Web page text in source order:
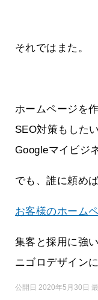
それではまた。
ホームページを
SEO対策もしたい
Googleマイビジ
でも、誰に頼め
お客様のホーム
集客と採用に強
ニゴロデザイン
公開日 2020年5月30日